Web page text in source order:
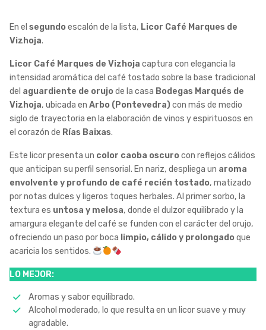
En el segundoescalón de la lista, Licor Café Marques de
Vizhoja.
Licor Café Marques de Vizhoja captura con elegancia la
intensidad aromática del café tostado sobre la base tradicional
del aguardiente de orujode la casa Bodegas Marqués de
Vizhoja, ubicada en Arbo (Pontevedra)con más de medio
siglo de trayectoria en la elaboración de vinos y espirituosos en
el corazón de Rías Baixas.
Este licor presenta un color caoba oscurocon reflejos cálidos
que anticipan su perfil sensorial. En nariz, despliega un aroma
envolvente y profundo de café recién tostado, matizado
por notas dulces y ligeros toques herbales. Al primer sorbo, la
textura es untosa y melosa, donde el dulzor equilibrado y la
amargura elegante del café se funden con el carácter del orujo,
ofreciendo un paso por boca limpio, cálido y prolongadoque
acaricia los sentidos.
LO MEJOR:
Aromas y sabor equilibrado.
Alcohol moderado, lo que resulta en un licor suave y muy
agradable.